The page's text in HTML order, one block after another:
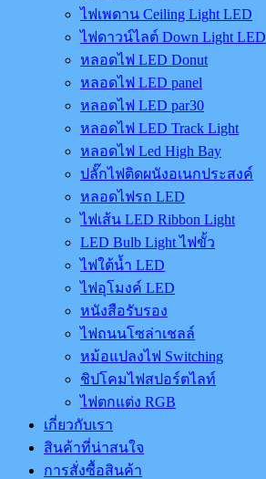
ไฟเพดาน Ceiling Light LED
ไฟดาวน์ไลต์ Down Light LED
หลอดไฟ LED Donut
หลอดไฟ LED panel
หลอดไฟ LED par30
หลอดไฟ LED Track Light
หลอดไฟ Led High Bay
ปลั๊กไฟติดผนังอเนกประสงค์
หลอดไฟรถ LED
ไฟเส้น LED Ribbon Light
LED Bulb Light ไฟขั้ว
ไฟใต้น้ำ LED
ไฟอุโมงค์ LED
หนังสือรับรอง
ไฟถนนโซล่าเชลล์
หม้อแปลงไฟ Switching
ชิปโคมไฟสปอร์ตไลท์
ไฟตกแต่ง RGB
เกี่ยวกับเรา
สินค้าที่น่าสนใจ
การสั่งซื้อสินค้า